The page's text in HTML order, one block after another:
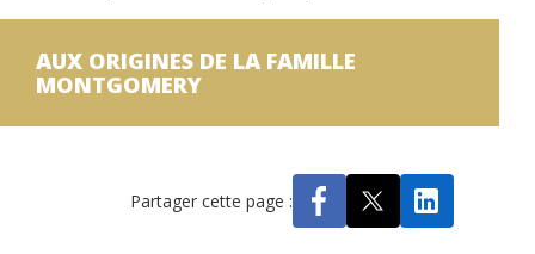
AUX ORIGINES DE LA FAMILLE
MONTGOMERY
Partager cette page :